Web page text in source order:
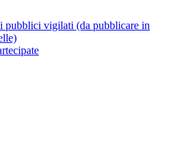
pubblici vigilati (da pubblicare in